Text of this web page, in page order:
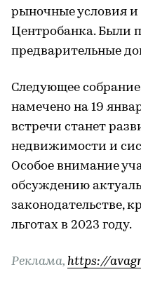
рыночные условия
Центробанка. Были
предварительные
Следующее
намечено на 19
встречи станет
недвижимости и
Особое внимание
обсуждению
законодательстве,
льготах в 2023 году.
Реклама, https://